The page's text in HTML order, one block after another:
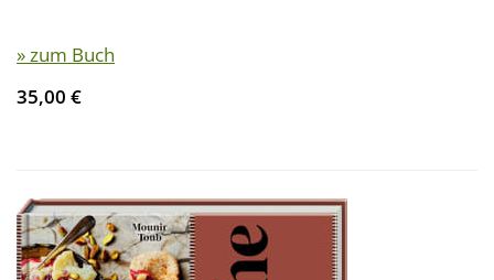
» zum Buch
35,00 €